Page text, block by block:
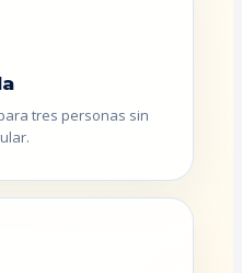
tres personas sin